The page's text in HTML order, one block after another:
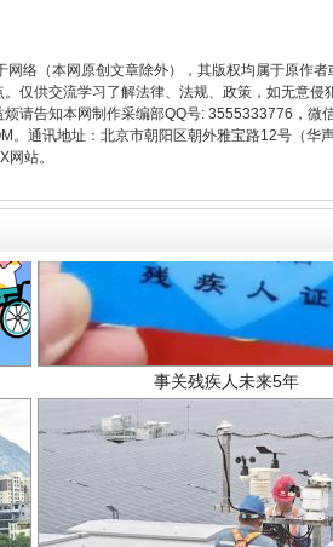
网络（本网原创文章除外），其版权均属于原作
仅供交流学习了解法律、法规、政策，如无意
请告知本网制作采编部QQ号: 3555333776，
通讯地址：北京市朝阳区朝外雅宝路12号（华
站。
事关残疾人未来5年